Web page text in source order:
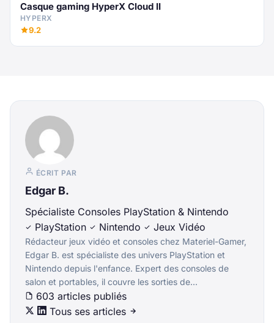
Casque gaming HyperX Cloud II
HYPERX
9.2
ÉCRIT PAR
Edgar B.
Spécialiste Consoles PlayStation & Nintendo
PlayStation
Nintendo Jeux Vidéo
Rédacteur jeux vidéo et consoles chez Materiel-Gamer,
Edgar B. est spécialiste des univers PlayStation et
Nintendo depuis l'enfance. Expert des consoles de
salon et portables, il couvre les sorties de...
603 articles publiés
Tous ses articles